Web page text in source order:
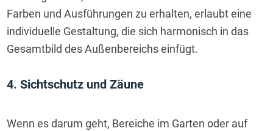
Farben und Ausführungen zu erhalten, erlaubt eine
individuelle Gestaltung, die sich harmonisch in das
Gesamtbild des Außenbereichs einfügt.
4. Sichtschutz und Zäune
Wenn es darum geht, Bereiche im Garten oder auf